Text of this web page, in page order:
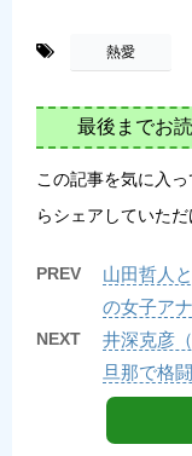
熱愛
最後までお
この記事を気に入
らシェアしていた
PREV
山田哲人
の女子ア
NEXT
井深克彦
旦那で格